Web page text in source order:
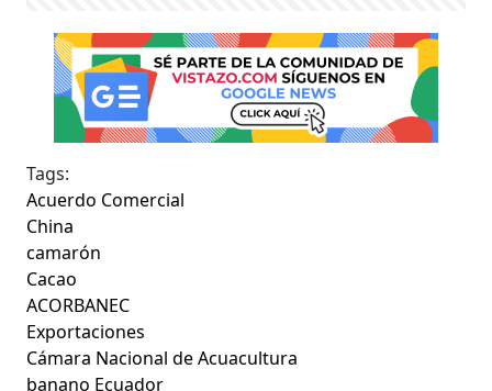
Tags:
Acuerdo Comercial
China
camarón
Cacao
ACORBANEC
Exportaciones
Cámara Nacional de Acuacultura
banano Ecuador